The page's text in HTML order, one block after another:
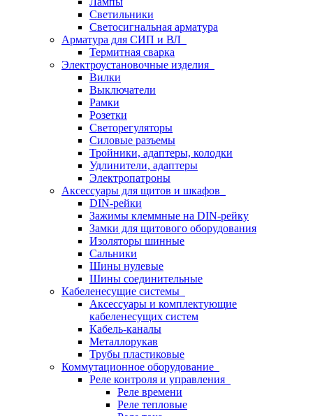
Светильники
Светосигнальная арматура
Арматура для СИП и ВЛ
Термитная сварка
Электроустановочные изделия
Вилки
Выключатели
Рамки
Розетки
Светорегуляторы
Силовые разъемы
Тройники, адаптеры, колодки
Удлинители, адаптеры
Электропатроны
Аксессуары для щитов и шкафов
DIN-рейки
Зажимы клеммные на DIN-рейку
Замки для щитового оборудования
Изоляторы шинные
Сальники
Шины нулевые
Шины соединительные
Кабеленесущие системы
Аксессуары и комплектующие
кабеленесущих систем
Кабель-каналы
Металлорукав
Трубы пластиковые
Коммутационное оборудование
Реле контроля и управления
Реле времени
Реле тепловые